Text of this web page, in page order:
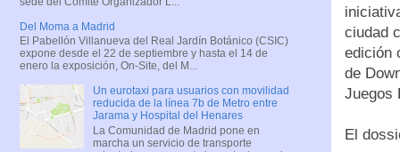
ciudad
edición
de
Juegos
El
Del Moma a Madrid
El Pabellón Villanueva del Real Jardín Botánico (CSIC)
expone desde el 22 de septiembre y hasta el 14 de
enero la exposición, On-Site, del M...
Un eurotaxi para usuarios con movilidad
reducida de la línea 7b de Metro entre
Jarama y Hospital del Henares
La Comunidad de Madrid pone en
marcha un servicio de transporte